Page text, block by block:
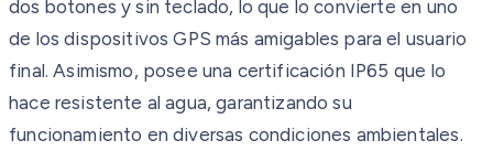
dos botones y sin teclado, lo que lo convierte en uno
de los dispositivos GPS más amigables para el usuario
final. Asimismo, posee una certificación IP65 que lo
hace resistente al agua, garantizando su
funcionamiento en diversas condiciones ambientales.